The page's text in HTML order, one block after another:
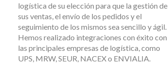
logística de su elección para que la gestión de
sus ventas, el envío de los pedidos y el
seguimiento de los mismos sea sencillo y ágil.
Hemos realizado integraciones con éxito con
las principales empresas de logística, como
UPS, MRW, SEUR, NACEX o ENVIALIA.